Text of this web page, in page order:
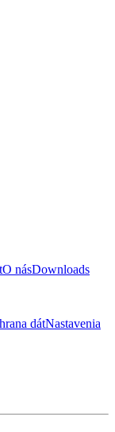
O násDownloads
dátNastavenia